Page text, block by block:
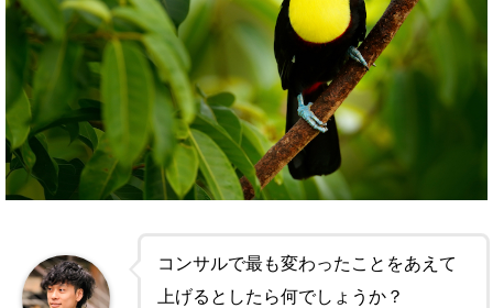
コンサルで最も変わったことをあえて
上げるとしたら何でしょうか？